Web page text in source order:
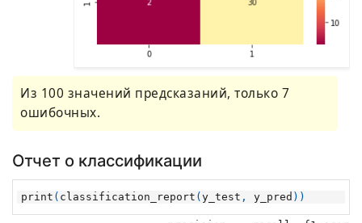
Из 100 значений предсказаний, только 7
ошибочных.
Отчет о классификации
print ( classification_report (y_test , y_pred ))